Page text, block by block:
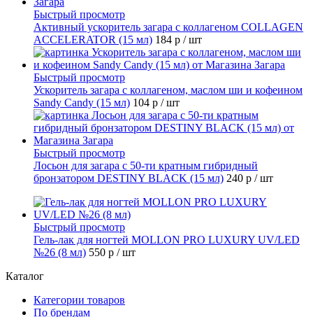
Быстрый просмотр
Активный ускоритель загара с коллагеном COLLAGEN
ACCELERATOR (15 мл) 184 р / шт
Быстрый просмотр
Ускоритель загара с коллагеном, маслом ши и кофеином
Sandy Candy (15 мл) 104 р / шт
Быстрый просмотр
Лосьон для загара с 50-ти кратным гибридный
бронзатором DESTINY BLACK (15 мл) 240 р / шт
Быстрый просмотр
Гель-лак для ногтей MOLLON PRO LUXURY UV/LED
№26 (8 мл) 550 р / шт
Каталог
Категории товаров
По брендам